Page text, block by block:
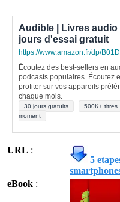
Audible | Livres
jours d'essai gratuit
https://www.amazon.fr/dp/
Écoutez des best-sellers en
podcasts populaires. Écoutez
profiter sur vos appareils
chaque mois.
30 jours gratuits 500K+ titres
moment
URL :
5
eBook :